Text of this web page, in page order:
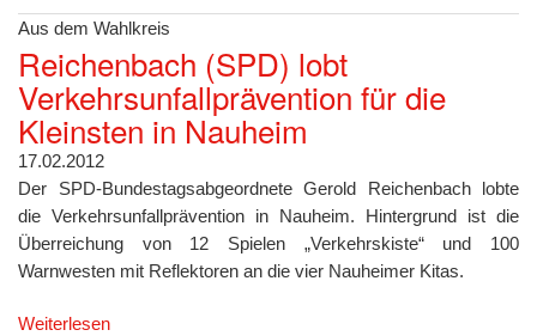
Aus dem Wahlkreis
Reichenbach (SPD) lobt
Verkehrsunfallprävention für die
Kleinsten in Nauheim
17.02.2012
Der SPD-Bundestagsabgeordnete Gerold Reichenbach lobte
die Verkehrsunfallprävention in Nauheim. Hintergrund ist die
Überreichung von 12 Spielen „Verkehrskiste“ und 100
Warnwesten mit Reflektoren an die vier Nauheimer Kitas.
Weiterlesen